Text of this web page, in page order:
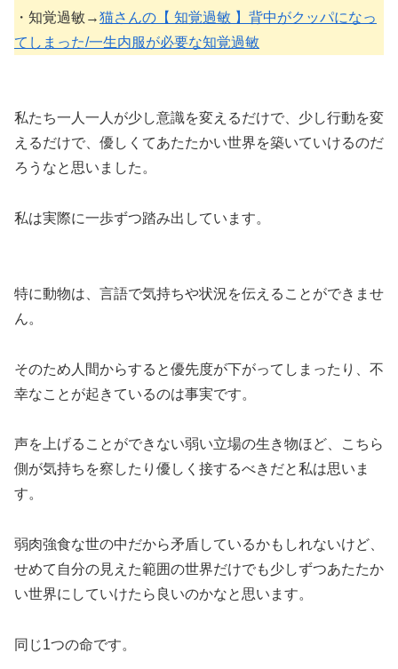
・知覚過敏→猫さんの【 知覚過敏 】背中がクッパになっ
てしまった/一生内服が必要な知覚過敏
私たち一人一人が少し意識を変えるだけで、少し行動を変
えるだけで、優しくてあたたかい世界を築いていけるのだ
ろうなと思いました。
私は実際に一歩ずつ踏み出しています。
特に動物は、言語で気持ちや状況を伝えることができませ
ん。
そのため人間からすると優先度が下がってしまったり、不
幸なことが起きているのは事実です。
声を上げることができない弱い立場の生き物ほど、こちら
側が気持ちを察したり優しく接するべきだと私は思いま
す。
弱肉強食な世の中だから矛盾しているかもしれないけど、
せめて自分の見えた範囲の世界だけでも少しずつあたたか
い世界にしていけたら良いのかなと思います。
同じ1つの命です。